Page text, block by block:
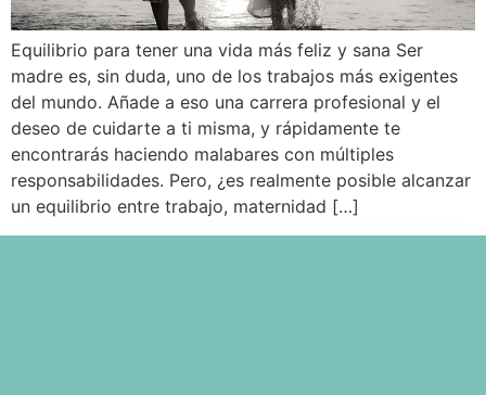
Equilibrio para tener una vida más feliz y sana Ser
madre es, sin duda, uno de los trabajos más exigentes
del mundo. Añade a eso una carrera profesional y el
deseo de cuidarte a ti misma, y rápidamente te
encontrarás haciendo malabares con múltiples
responsabilidades. Pero, ¿es realmente posible alcanzar
un equilibrio entre trabajo, maternidad […]